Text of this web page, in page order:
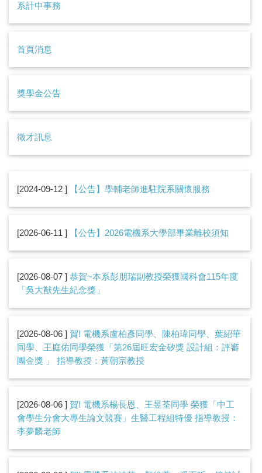
系計中事務
首頁消息
獎學金公告
徵才訊息
2024-09-12 【公告】學輔老師進駐院系關懷服務
2026-06-11 【公告】2026電機系大學部畢業離校須知
2026-08-07
恭賀~本系彭朋瑞副教授榮獲國科會115年度
「吳大猷先生紀念獎」
2026-08-06
賀! 電機系盧柏彥同學、陳柏瑋同學、葉紹華
同學、王庭佑同學榮獲「第26屆旺宏金矽獎 設計組：評審
團金獎 」 指導教授：黃朝宗教授
2026-08-06
賀! 電機系楊長恩、王昱荃同學 榮獲「中工
會學生分會大專生論文競賽」生醫工程組特優 指導教授：
李夢麟老師